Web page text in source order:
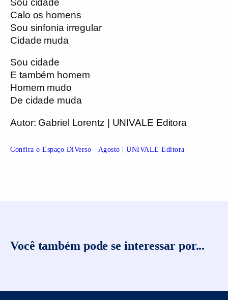
Sou cidade
Calo os homens
Sou sinfonia irregular
Cidade muda
Sou cidade
E também homem
Homem mudo
De cidade muda
Autor: Gabriel Lorentz | UNIVALE Editora
Confira o Espaço DiVerso - Agosto | UNIVALE Editora
Você também pode se interessar por...